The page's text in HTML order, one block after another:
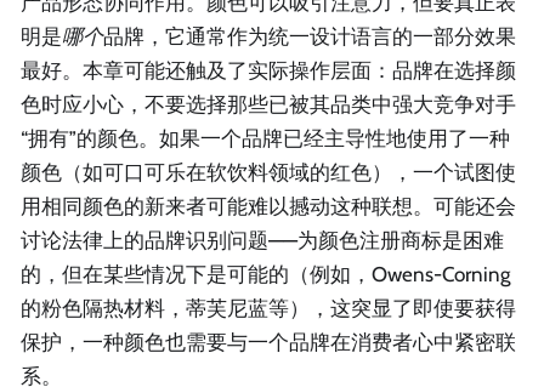
明是哪个品牌，它通常作为统一设计语言的一部分效果
最好。本章可能还触及了实际操作层面：品牌在选择颜
色时应小心，不要选择那些已被其品类中强大竞争对手
“拥有”的颜色。如果一个品牌已经主导性地使用了一种
颜色（如可口可乐在软饮料领域的红色），一个试图使
用相同颜色的新来者可能难以撼动这种联想。可能还会
讨论法律上的品牌识别问题——为颜色注册商标是困难
的，但在某些情况下是可能的（例如，Owens-Corning
的粉色隔热材料，蒂芙尼蓝等），这突显了即使要获得
保护，一种颜色也需要与一个品牌在消费者心中紧密联
系。